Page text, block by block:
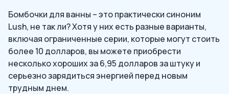
Бомбочки для ванны – это практически синоним
Lush, не так ли? Хотя у них есть разные варианты,
включая ограниченные серии, которые могут стоить
более 10 долларов, вы можете приобрести
несколько хороших за 6,95 долларов за штуку и
серьезно зарядиться энергией перед новым
трудным днем.